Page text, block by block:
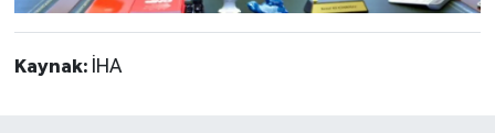
Kaynak: İHA